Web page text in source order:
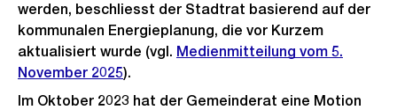
werden, beschliesst der Stadtrat basierend auf der
kommunalen Energieplanung, die vor Kurzem
aktualisiert wurde (vgl. Medienmitteilung vom 5.
November 2025).
Im Oktober 2023 hat der Gemeinderat eine Motion